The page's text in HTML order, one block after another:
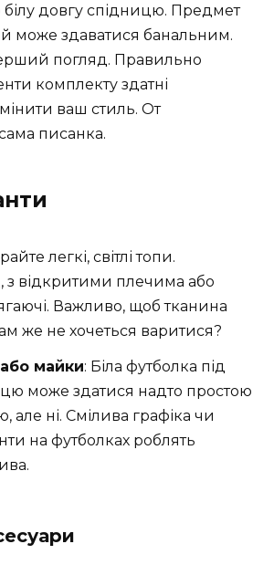
довгу спідницю. Предмет
може здаватися банальним.
погляд. Правильно
комплекту здатні
ваш стиль. От
писанка.
легкі, світлі топи.
з відкритими плечима або
Важливо, щоб тканина
же не хочеться варитися?
майки: Біла футболка під
може здатися надто простою
але ні. Смілива графіка чи
на футболках роблять